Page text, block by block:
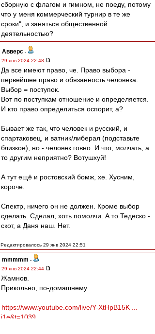
сборную с флагом и гимном, не поеду, потому
что у меня коммерческий турнир в те же
сроки", и заняться общественной
деятельностью?
Авверс -
29 янв 2024 22:48
Да все имеют право, че. Право выбора -
первейшее право и обязанность человека.
Выбор = поступок.
Вот по поступкам отношение и определяется.
И кто право определиться оспорит, а?
Бывает же так, что человек и русский, и
спартаковец, и ватник/либерал (подставьте
близкое), но - человек говно. И что, молчать, а
то другим неприятно? Вотушхуй!
А тут ещё и ростовский бомж, хе. Хусним,
короче.
Спектр, ничего он не должен. Кроме выбор
сделать. Сделал, хоть помолчи. А то Тедеско -
скот, а Даня наш. Нет.
Редактировалось 29 янв 2024 22:51
mmmmm -
29 янв 2024 22:44
Жамнов.
Прикольно, по-домашнему.
https://www.youtube.com/live/Y-XtHpB15K ...
i1e&t=1039